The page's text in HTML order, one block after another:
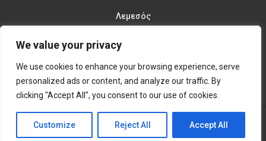
We value your privacy
We use cookies to enhance your browsing experience, serve
personalized ads or content, and analyze our traffic. By
clicking "Accept All", you consent to our use of cookies.
Customize Reject All Accept All
Λεμεσός
1ης Απριλίου 67, 5281
it's time to Change Eat